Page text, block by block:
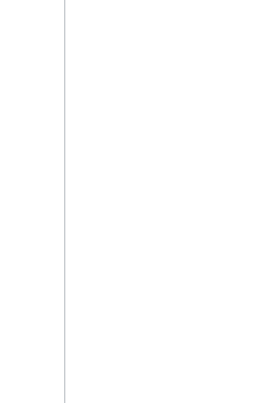
다양한 샘플 YouTube
하고 API 탐색기로 연결하